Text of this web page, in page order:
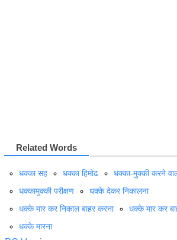
Related Words
धक्का सह धक्का हिमोढ धक्का-मुक्की करने
धक्कामुक्की परीक्षण
धक्के देकर निकालना
धक्के मार कर निकाल बाहर करना
धक्के मार कर
धक्के मारना